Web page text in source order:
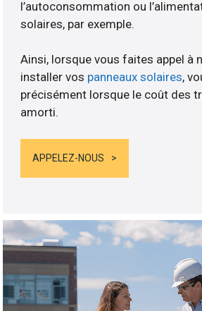
l’autoconsommation ou
solaires, par exemple.
Ainsi, lorsque vous faites appel à
installer vos panneaux solaires,
précisément lorsque le coût des
amorti.
APPELEZ-NOUS